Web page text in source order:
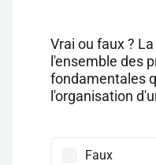
Pour profiter
Vrai ou faux ?
l'ensemble des
fondamentales
l'organisation
Faux